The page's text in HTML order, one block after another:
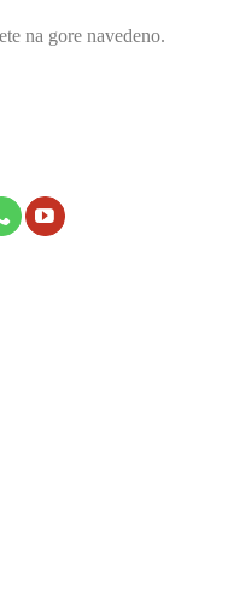
na gore navedeno.